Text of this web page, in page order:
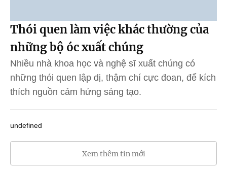
Thói quen làm việc khác thường của
những bộ óc xuất chúng
Nhiều nhà khoa học và nghệ sĩ xuất chúng có
những thói quen lập dị, thậm chí cực đoan, để kích
thích nguồn cảm hứng sáng tạo.
undefined
Xem thêm tin mới